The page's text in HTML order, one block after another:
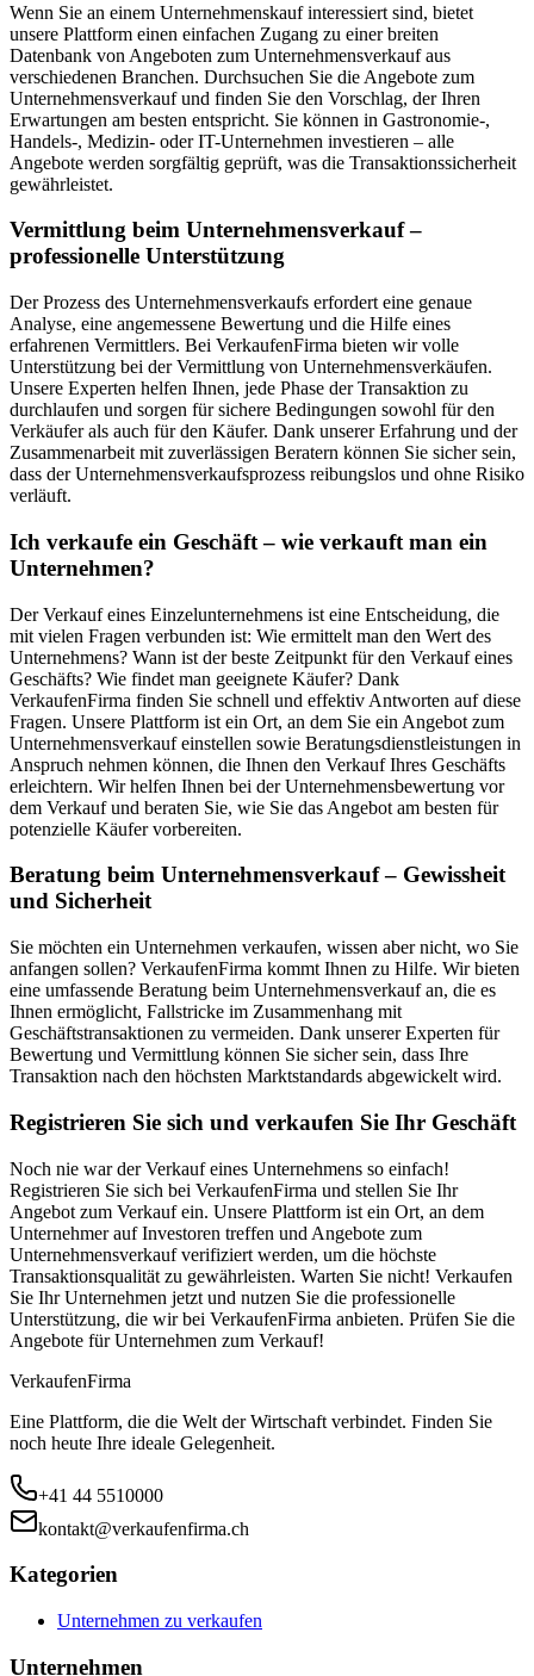
Wenn Sie an einem Unternehmenskauf interessiert sind, bietet
unsere Plattform einen einfachen Zugang zu einer breiten
Datenbank von Angeboten zum Unternehmensverkauf aus
verschiedenen Branchen. Durchsuchen Sie die Angebote zum
Unternehmensverkauf und finden Sie den Vorschlag, der Ihren
Erwartungen am besten entspricht. Sie können in Gastronomie-,
Handels-, Medizin- oder IT-Unternehmen investieren – alle
Angebote werden sorgfältig geprüft, was die Transaktionssicherheit
gewährleistet.
Vermittlung beim Unternehmensverkauf –
professionelle Unterstützung
Der Prozess des Unternehmensverkaufs erfordert eine genaue
Analyse, eine angemessene Bewertung und die Hilfe eines
erfahrenen Vermittlers. Bei VerkaufenFirma bieten wir volle
Unterstützung bei der Vermittlung von Unternehmensverkäufen.
Unsere Experten helfen Ihnen, jede Phase der Transaktion zu
durchlaufen und sorgen für sichere Bedingungen sowohl für den
Verkäufer als auch für den Käufer. Dank unserer Erfahrung und der
Zusammenarbeit mit zuverlässigen Beratern können Sie sicher sein,
dass der Unternehmensverkaufsprozess reibungslos und ohne Risiko
verläuft.
Ich verkaufe ein Geschäft – wie verkauft man ein
Unternehmen?
Der Verkauf eines Einzelunternehmens ist eine Entscheidung, die
mit vielen Fragen verbunden ist: Wie ermittelt man den Wert des
Unternehmens? Wann ist der beste Zeitpunkt für den Verkauf eines
Geschäfts? Wie findet man geeignete Käufer? Dank
VerkaufenFirma finden Sie schnell und effektiv Antworten auf diese
Fragen. Unsere Plattform ist ein Ort, an dem Sie ein Angebot zum
Unternehmensverkauf einstellen sowie Beratungsdienstleistungen in
Anspruch nehmen können, die Ihnen den Verkauf Ihres Geschäfts
erleichtern. Wir helfen Ihnen bei der Unternehmensbewertung vor
dem Verkauf und beraten Sie, wie Sie das Angebot am besten für
potenzielle Käufer vorbereiten.
Beratung beim Unternehmensverkauf – Gewissheit
und Sicherheit
Sie möchten ein Unternehmen verkaufen, wissen aber nicht, wo Sie
anfangen sollen? VerkaufenFirma kommt Ihnen zu Hilfe. Wir bieten
eine umfassende Beratung beim Unternehmensverkauf an, die es
Ihnen ermöglicht, Fallstricke im Zusammenhang mit
Geschäftstransaktionen zu vermeiden. Dank unserer Experten für
Bewertung und Vermittlung können Sie sicher sein, dass Ihre
Transaktion nach den höchsten Marktstandards abgewickelt wird.
Registrieren Sie sich und verkaufen Sie Ihr Geschäft
Noch nie war der Verkauf eines Unternehmens so einfach!
Registrieren Sie sich bei VerkaufenFirma und stellen Sie Ihr
Angebot zum Verkauf ein. Unsere Plattform ist ein Ort, an dem
Unternehmer auf Investoren treffen und Angebote zum
Unternehmensverkauf verifiziert werden, um die höchste
Transaktionsqualität zu gewährleisten. Warten Sie nicht! Verkaufen
Sie Ihr Unternehmen jetzt und nutzen Sie die professionelle
Unterstützung, die wir bei VerkaufenFirma anbieten. Prüfen Sie die
Angebote für Unternehmen zum Verkauf!
VerkaufenFirma
Eine Plattform, die die Welt der Wirtschaft verbindet. Finden Sie
noch heute Ihre ideale Gelegenheit.
+41 44 5510000
kontakt@verkaufenfirma.ch
Kategorien
Unternehmen zu verkaufen
Unternehmen